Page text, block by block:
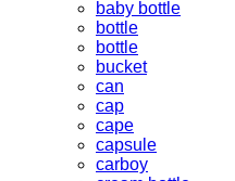
baby bottle
bottle
bottle
bucket
can
cap
cape
capsule
carboy